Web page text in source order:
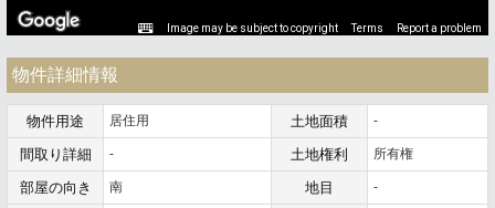
Image may be subject to copyright Terms Report a problem
物件詳細情報
物件用途 居住用 土地面積 -
間取り詳細 - 土地権利 所有権
部屋の向き 南 地目 -